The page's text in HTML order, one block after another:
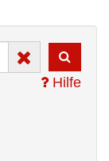
Hilfe